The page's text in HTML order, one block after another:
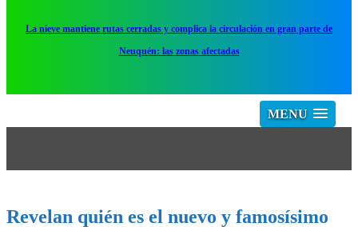
La nieve mantiene rutas cerradas y complica la circulación en gran parte de
Neuquén: las zonas afectadas
MENU
Revelan quién es el nuevo y famosísimo